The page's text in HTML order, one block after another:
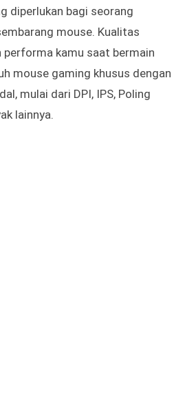
diperlukan bagi seorang
mouse. Kualitas
performa kamu saat bermain
mouse gaming khusus dengan
mulai dari DPI, IPS, Poling
lainnya.